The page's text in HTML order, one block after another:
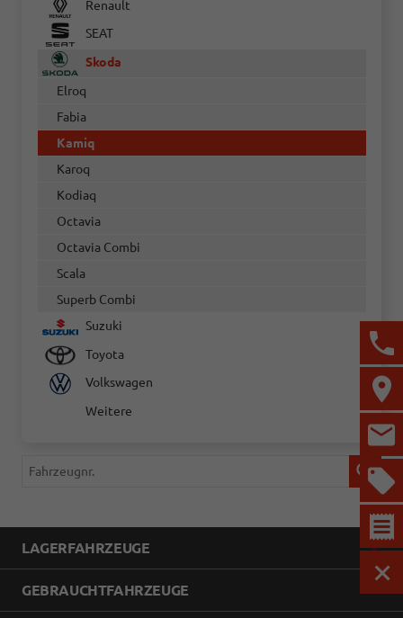
Renault
SEAT
Skoda
Elroq
Fabia
Kamiq
Karoq
Kodiaq
Octavia
Octavia Combi
Scala
Superb Combi
Suzuki
Toyota
Volkswagen
Weitere
Fahrzeugnr.
LAGERFAHRZEUGE
GEBRAUCHTFAHRZEUGE